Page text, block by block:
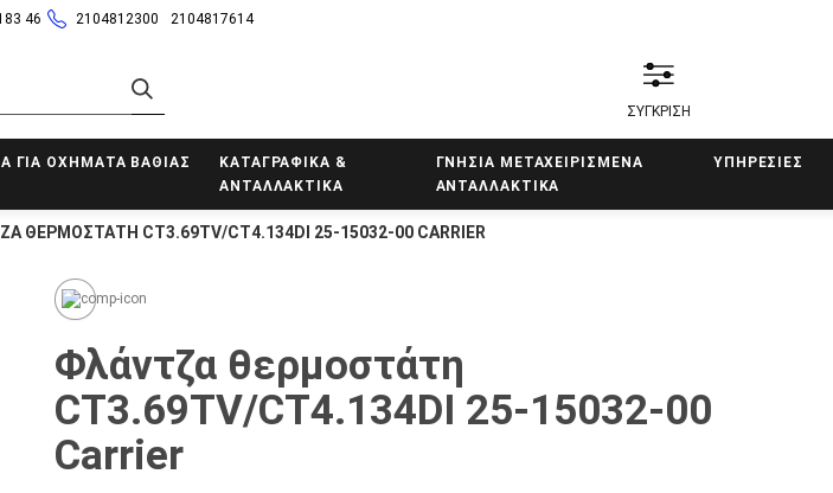
46 2104812300 2104817614
ΣΥΓΚΡΙΣΗ
ΓΙΑ ΟΧΗΜΑΤΑ ΒΑΘΙΑΣ
ΚΑΤΑΓΡΑΦΙΚΑ &
ΑΝΤΑΛΛΑΚΤΙΚΑ
ΓΝΗΣΙΑ ΜΕΤΑΧΕΙΡΙΣΜΕΝΑ
ΑΝΤΑΛΛΑΚΤΙΚΑ
ΥΠΗΡΕΣΙΕΣ
ΘΕΡΜΟΣΤΑΤΗ CT3.69TV/CT4.134DI 25-15032-00 CARRIER
Φλάντζα θερμοστάτη
CT3.69TV/CT4.134DI 25-15032-00
Carrier